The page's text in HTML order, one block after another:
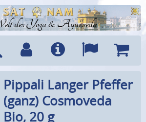
des Yoga & Ayurveda
Benutzerkonto
Info Sprachen
Pippali Langer Pfeffer
(ganz) Cosmoveda
Bio, 20 g